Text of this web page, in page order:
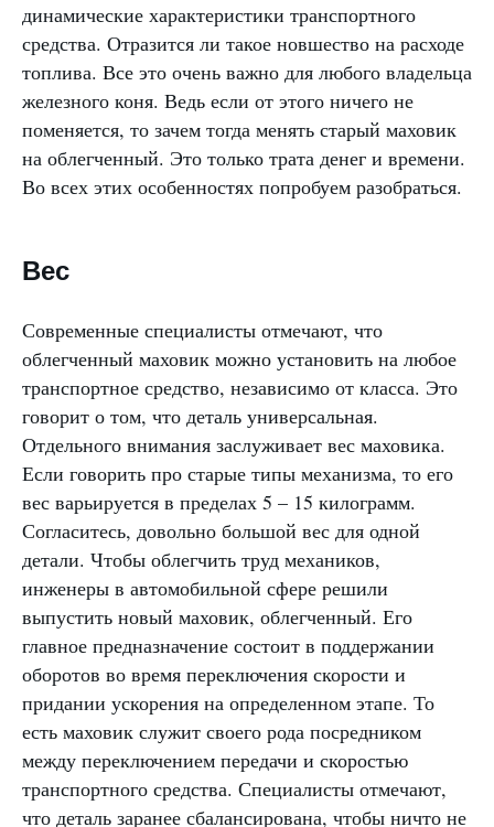
динамические характеристики транспортного
средства. Отразится ли такое новшество на расходе
топлива. Все это очень важно для любого владельца
железного коня. Ведь если от этого ничего не
поменяется, то зачем тогда менять старый маховик
на облегченный. Это только трата денег и времени.
Во всех этих особенностях попробуем разобраться.
Вес
Современные специалисты отмечают, что
облегченный маховик можно установить на любое
транспортное средство, независимо от класса. Это
говорит о том, что деталь универсальная.
Отдельного внимания заслуживает вес маховика.
Если говорить про старые типы механизма, то его
вес варьируется в пределах 5 – 15 килограмм.
Согласитесь, довольно большой вес для одной
детали. Чтобы облегчить труд механиков,
инженеры в автомобильной сфере решили
выпустить новый маховик, облегченный. Его
главное предназначение состоит в поддержании
оборотов во время переключения скорости и
придании ускорения на определенном этапе. То
есть маховик служит своего рода посредником
между переключением передачи и скоростью
транспортного средства. Специалисты отмечают,
что деталь заранее сбалансирована, чтобы ничто не